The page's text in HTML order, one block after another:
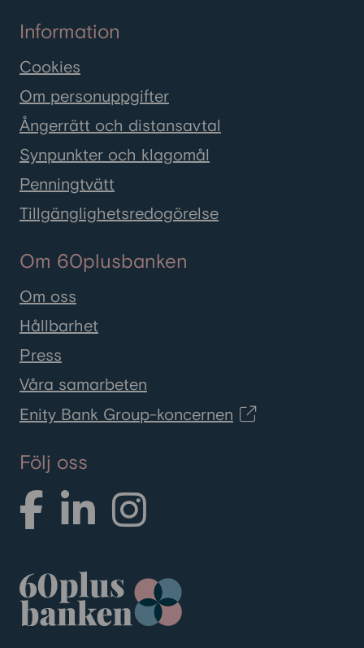
Information
Cookies
Om personuppgifter
Ångerrätt och distansavtal
Synpunkter och klagomål
Penningtvätt
Tillgänglighetsredogörelse
Om 60plusbanken
Om oss
Hållbarhet
Press
Våra samarbeten
Enity Bank Group-koncernen
Följ oss